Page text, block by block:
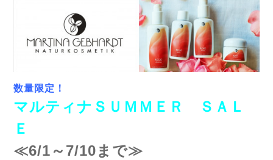
数量限定！
マルティナＳＵＭＭＥＲ ＳＡＬ
Ｅ
≪6/1～7/10まで≫